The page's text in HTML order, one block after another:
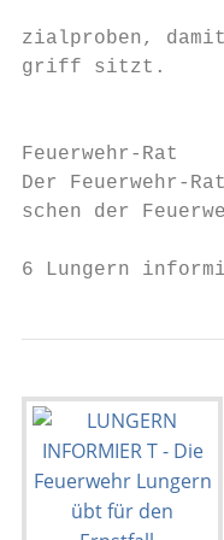
zialproben,
griff sitzt.
Feuerwehr-
Der Feuerwehr-
schen der
6 Lungern